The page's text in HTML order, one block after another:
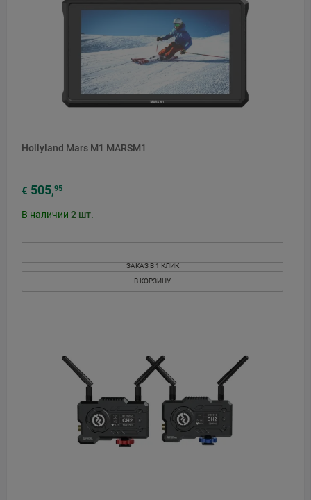
Hollyland Mars M1 MARSM1
€ 505,95
В наличии 2 шт.
ЗАКАЗ В 1 КЛИК
В КОРЗИНУ